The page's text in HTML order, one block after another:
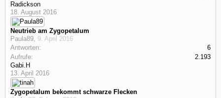
Radickson
18. August 2016
Neutrieb am Zygopetalum
Paula89, 9. April 2016
Antworten:
6
Aufrufe:
2.193
Gabi.H
13. April 2016
Zygopetalum bekommt schwarze Flecken